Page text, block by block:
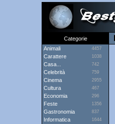
Categorie
Animali
4457
Carattere 1038
Casa... 742
Celebrità 759
Cinema 2955
Cultura 467
Economia 296
Feste 1356
Gastronomia 837
Informatica 1644